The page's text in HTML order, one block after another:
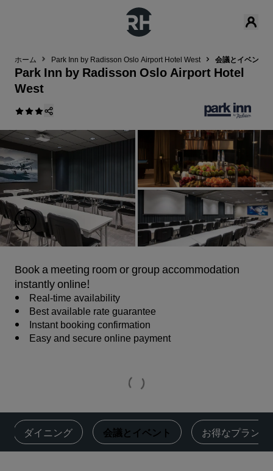
ホーム Park Inn by Radisson Oslo Airport Hotel West ‌会議とイベント
Park Inn by Radisson Oslo Airport Hotel
West
Book a meeting room or group accommodation
instantly online!
Real-time availability
Best available rate guarantee
Instant booking confirmation
Easy and secure online payment
ダイニング ‌会議とイベント お得なプラン